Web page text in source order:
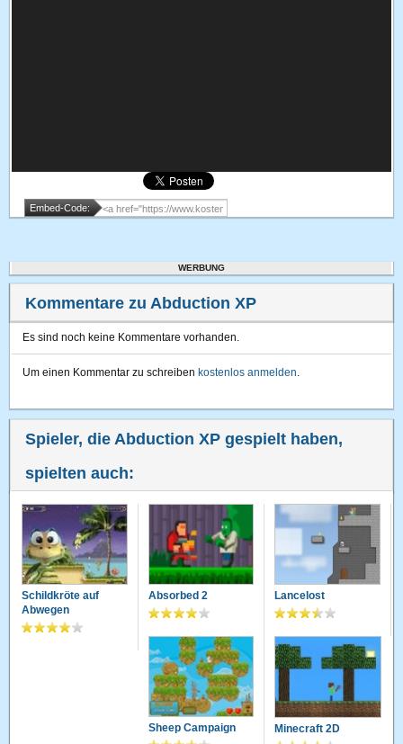
Embed-Code:
WERBUNG
Kommentare zu Abduction XP
Es sind noch keine Kommentare vorhanden.
Um einen Kommentar zu schreiben kostenlos anmelden.
Spieler, die Abduction XP gespielt haben,
spielten auch:
Schildkröte auf
Abwegen
Absorbed 2 Lancelost
Sheep Campaign Minecraft 2D